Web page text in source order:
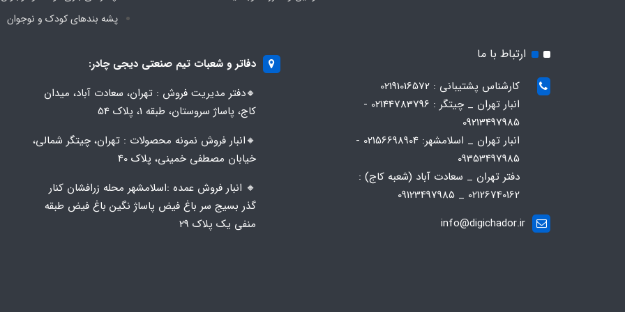
پشه‌ بندهای کودک و نوجوان
ارتباط با ما
کارشناس پشتیبانی : 02191016572
انبار تهران _ چیتگر : 02144783796 -
09213497985
انبار تهران _ اسلامشهر: 02156698904 -
09353497985
دفتر تهران _ سعادت آباد (شعبه کاج) :
02126740162 _ 09123497985
info@digichador.ir
دفاتر و شعبات تیم صنعتی دیجی چادر:
🔸️​​دفتر مدیریت فروش : تهران، سعادت آباد، میدان
کاج، پاساژ سروستان، طبقه 1، پلاک 54
🔸️​​انبار فروش نمونه محصولات : تهران، چیتگر شمالی،
خیابان مصطفی خمینی، پلاک 40
🔸️ انبار فروش عمده :اسلامشهر محله زرافشان کنار
گذر بسیج سر باغ فیض پاساژ نگین باغ فیض طبقه
منفی یک پلاک ۲۹